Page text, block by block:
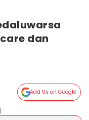
dan
Add Us on Google